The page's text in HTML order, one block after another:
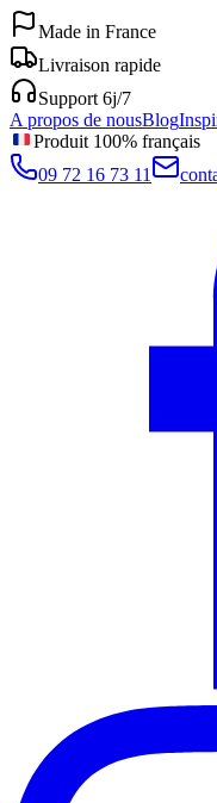
Made in France
Livraison rapide
Support 6j/7
A propos de nousBlog
Produit 100% français
09 72 16 73 11